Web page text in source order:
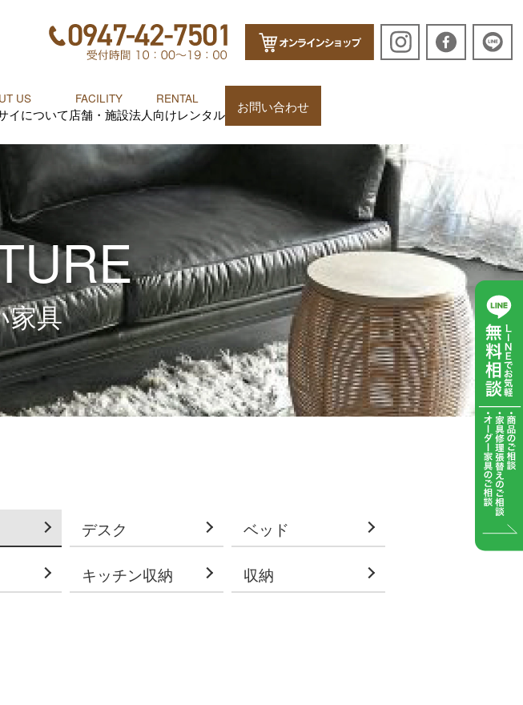
US
イについて
FACILITY
店舗・施設
RENTAL
法人向けレンタル お問い合わせ
家具
デスク ベッド
キッチン収納 収納